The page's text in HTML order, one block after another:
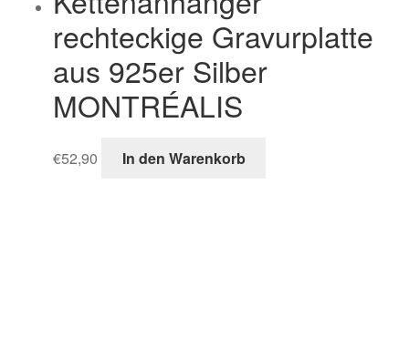
rechteckige Gravurplatte
aus 925er Silber
MONTRÉALIS
€52,90 In den Warenkorb